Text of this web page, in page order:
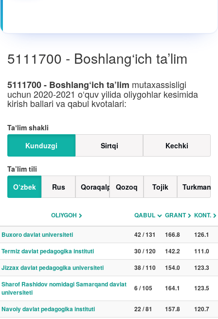
5111700 - Boshlang‘ich ta’lim
5111700 - Boshlang‘ich ta’lim mutaxassisligi
uchun 2020-2021 o‘quv yilida oliygohlar kesimida
kirish ballari va qabul kvotalari:
Taʼlim shakli
Kunduzgi
Sirtqi Kechki
Ta’lim tili
O‘zbek
Rus QoraqalpoqQozoq Tojik Turkman
OLIYGOH QABUL GRANT KONT.
Buxoro davlat universiteti 42 / 131 166.8
126.1
Termiz davlat pedagogika instituti
30 / 120 142.2
111.0
Jizzax davlat pedagogika universiteti
38 / 110 154.0
123.3
Sharof Rashidov nomidagi Samarqand davlat
universiteti
6 / 105 164.1 123.5
Navoiy davlat pedagogika instituti 22 / 81 157.8
120.7